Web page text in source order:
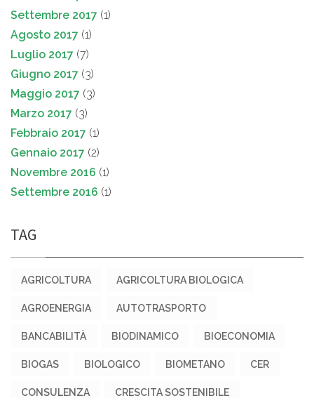
Settembre 2017 (1)
Agosto 2017 (1)
Luglio 2017 (7)
Giugno 2017 (3)
Maggio 2017 (3)
Marzo 2017 (3)
Febbraio 2017 (1)
Gennaio 2017 (2)
Novembre 2016 (1)
Settembre 2016 (1)
TAG
AGRICOLTURA AGRICOLTURA BIOLOGICA
AGROENERGIA AUTOTRASPORTO
BANCABILITÀ BIODINAMICO BIOECONOMIA
BIOGAS BIOLOGICO BIOMETANO CER
CONSULENZA CRESCITA SOSTENIBILE